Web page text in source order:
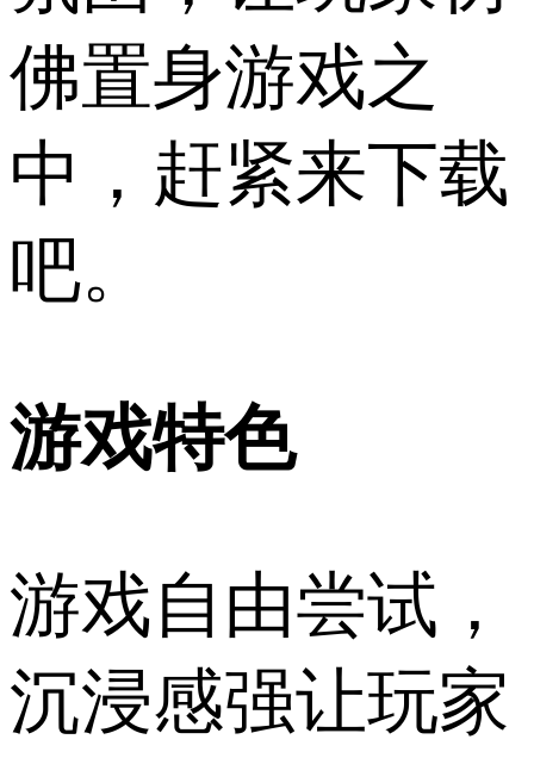
佛置身游戏之
中，赶紧来下载
吧。
游戏特色
游戏自由尝试，
沉浸感强让玩家